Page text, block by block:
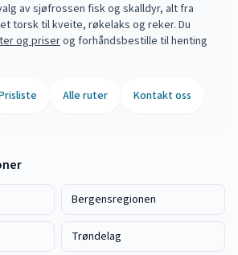
av sjøfrossen fisk og skalldyr, alt fra
torsk til kveite, røkelaks og reker. Du
og priserog forhåndsbestille til henting
Alle ruter Kontakt oss
Bergensregionen
Trøndelag